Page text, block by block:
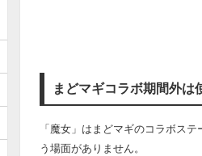
まどマギコラボ期間外は
「魔女」はまどマギのコラボス
う場面がありません。